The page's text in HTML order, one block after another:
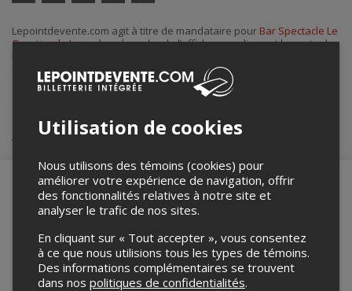
courriel
Lepointdevente.com agit à titre de mandataire pour Bar Spectacle Le
Quartier de Lunedans le cadre de l’affichage en ligne et la vente de
Pour plus d’information à propos de cet événement, veuillez
contacter l’organisateur de l’événement,Bar Spectacle Le Quartier
de Lune, àbarquartierdelune@hotmail.com.
Achat de billets
Merci de confirmer que vous n'êtes pas un
robot ci-bas.
Utilisation de cookies
Nous utilisons des témoins (cookies) pour
améliorer votre expérience de navigation, offrir
des fonctionnalités relatives à notre site et
analyser le trafic de nos sites.
En cliquant sur « Tout accepter », vous consentez
à ce que nous utilisions tous les types de témoins.
Des informations complémentaires se trouvent
dans nos politiques de confidentialités.